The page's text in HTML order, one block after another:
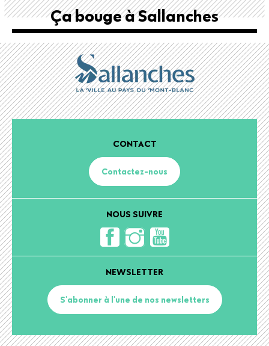
Ça bouge à Sallanches
CONTACT
Contactez-nous
NOUS SUIVRE
NEWSLETTER
S'abonner à l'une de nos newsletters